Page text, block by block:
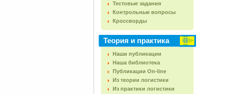
Тестовые задания
Контрольные вопросы
Кроссворды
Теория и практика
Наши публикации
Наша библиотека
Публикации On-line
Из теории логистики
Из практики логистики